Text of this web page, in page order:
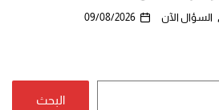
السؤال الآن 09/08/2026
البحث